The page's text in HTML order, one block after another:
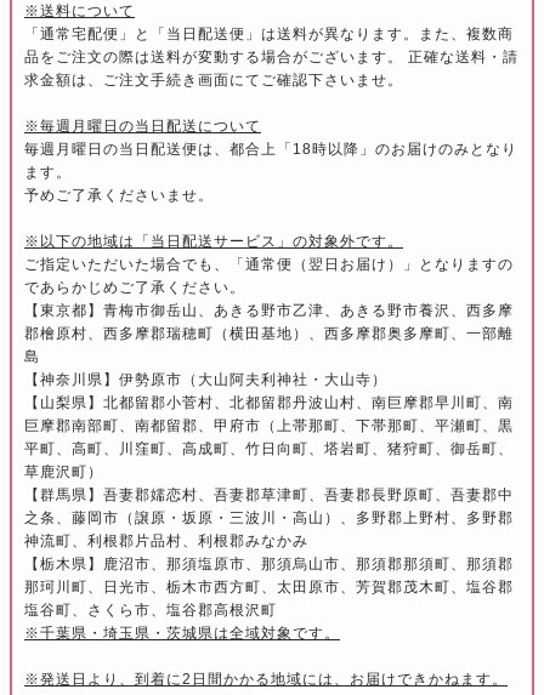
※送料について
「通常宅配便」と「当日配送便」は送料が異なります。また、複数商
品をご注文の際は送料が変動する場合がございます。 正確な送料・請
求金額は、ご注文手続き画面にてご確認下さいませ。
※毎週月曜日の当日配送について
毎週月曜日の当日配送便は、都合上「18時以降」のお届けのみとなり
ます。
予めご了承くださいませ。
※以下の地域は「当日配送サービス」の対象外です。
ご指定いただいた場合でも、「通常便（翌日お届け）」となりますの
であらかじめご了承ください。
【東京都】青梅市御岳山、あきる野市乙津、あきる野市養沢、西多摩
郡檜原村、西多摩郡瑞穂町（横田基地）、西多摩郡奥多摩町、一部離
島
【神奈川県】伊勢原市（大山阿夫利神社・大山寺）
【山梨県】北都留郡小菅村、北都留郡丹波山村、南巨摩郡早川町、南
巨摩郡南部町、南都留郡、甲府市（上帯那町、下帯那町、平瀬町、黒
平町、高町、川窪町、高成町、竹日向町、塔岩町、猪狩町、御岳町、
草鹿沢町）
【群馬県】吾妻郡嬬恋村、吾妻郡草津町、吾妻郡長野原町、吾妻郡中
之条、藤岡市（譲原・坂原・三波川・高山）、多野郡上野村、多野郡
神流町、利根郡片品村、利根郡みなかみ
【栃木県】鹿沼市、那須塩原市、那須烏山市、那須郡那須町、那須郡
那珂川町、日光市、栃木市西方町、太田原市、芳賀郡茂木町、塩谷郡
塩谷町、さくら市、塩谷郡高根沢町
※千葉県・埼玉県・茨城県は全域対象です。
※発送日より、到着に2日間かかる地域には、お届けできかねます。